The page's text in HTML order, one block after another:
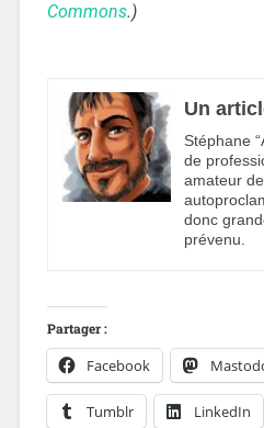
Commons.)
Un
Stéphane
de
amateur
donc
prévenu.
Partager :
Facebook
Tumblr LinkedIn